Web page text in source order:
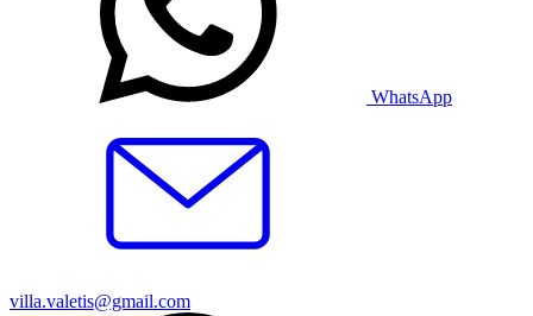
WhatsApp
villa.valetis@gmail.com